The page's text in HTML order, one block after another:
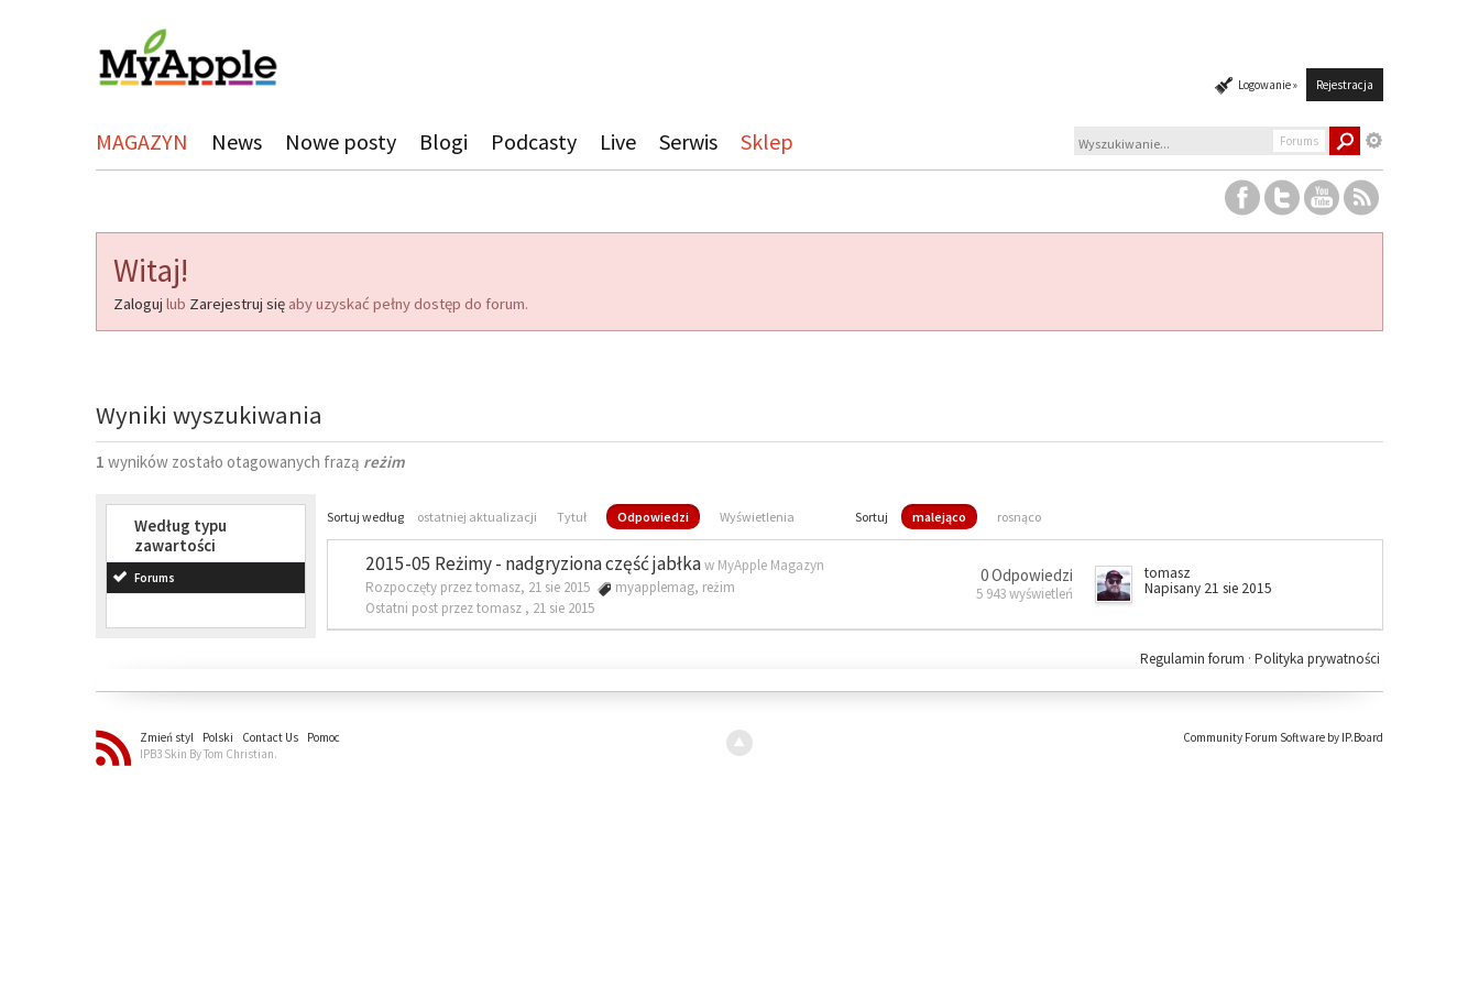
Logowanie » Rejestracja
MAGAZYN News Nowe posty Blogi Podcasty Live Serwis Sklep Forums
Witaj!
Zaloguj lub Zarejestruj się aby uzyskać pełny dostęp do forum.
Wyniki wyszukiwania
1 wyników zostało otagowanych frazą reżim
Według typu
zawartości
Forums
Sortuj według ostatniej aktualizacji Tytuł Odpowiedzi Wyświetlenia Sortuj malejąco rosnąco
2015-05 Reżimy - nadgryziona część jabłkaw MyApple Magazyn
Rozpoczęty przez tomasz, 21 sie 2015
myapplemag, reżim
Ostatni post przez tomasz , 21 sie 2015
0 Odpowiedzi
5 943 wyświetleń
tomasz
Napisany 21 sie 2015
Polityka prywatności
Regulamin forum ·
Zmień styl Polski Contact Us
Pomoc
IPB3 Skin By Tom Christian.
Community Forum Software by IP.Board